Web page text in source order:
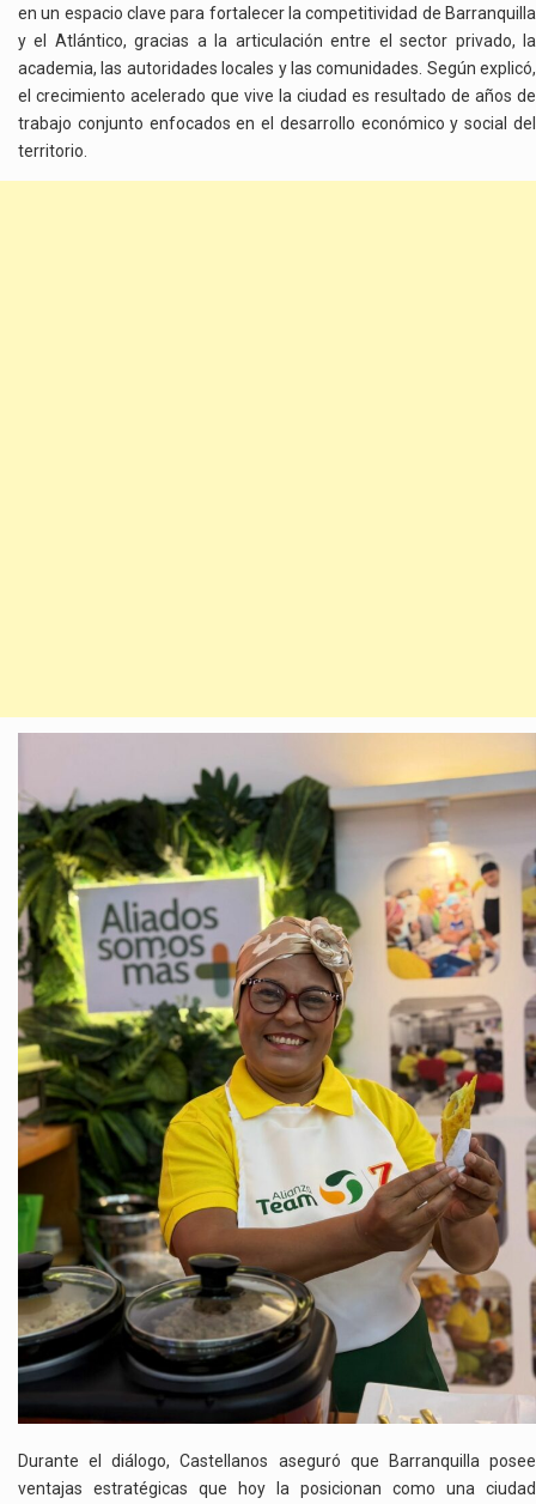
en un espacio clave para fortalecer la competitividad de Barranquilla
y el Atlántico, gracias a la articulación entre el sector privado, la
academia, las autoridades locales y las comunidades. Según explicó,
el crecimiento acelerado que vive la ciudad es resultado de años de
trabajo conjunto enfocados en el desarrollo económico y social del
territorio.
Durante el diálogo, Castellanos aseguró que Barranquilla posee
ventajas estratégicas que hoy la posicionan como una ciudad